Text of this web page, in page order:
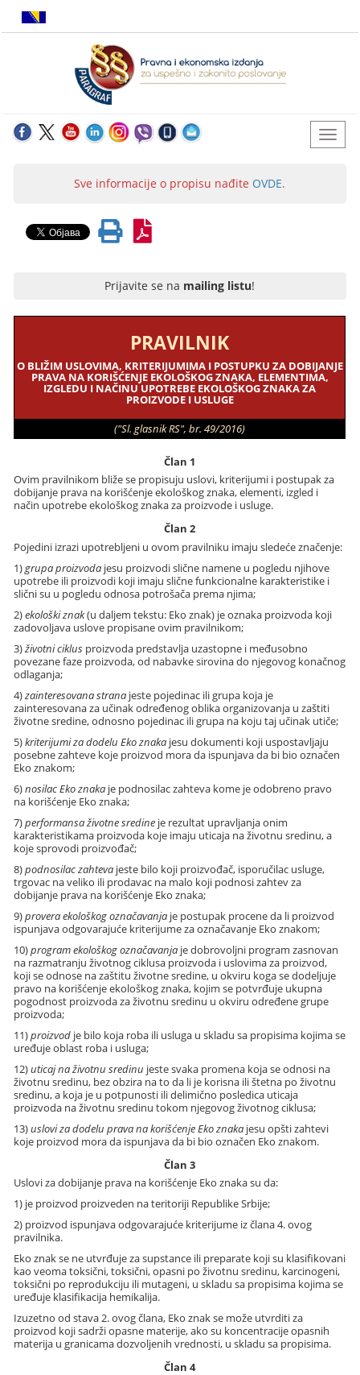
Sve informacije o propisu nađite OVDE.
Prijavite se na mailing listu!
PRAVILNIK
O BLIŽIM USLOVIMA, KRITERIJUMIMA I POSTUPKU ZA DOBIJANJE
PRAVA NA KORIŠĆENJE EKOLOŠKOG ZNAKA, ELEMENTIMA,
IZGLEDU I NAČINU UPOTREBE EKOLOŠKOG ZNAKA ZA
PROIZVODE I USLUGE
("Sl. glasnik RS", br. 49/2016)
Član 1
Ovim pravilnikom bliže se propisuju uslovi, kriterijumi i postupak za
dobijanje prava na korišćenje ekološkog znaka, elementi, izgled i
način upotrebe ekološkog znaka za proizvode i usluge.
Član 2
Pojedini izrazi upotrebljeni u ovom pravilniku imaju sledeće značenje:
1)grupa proizvoda jesu proizvodi slične namene u pogledu njihove
upotrebe ili proizvodi koji imaju slične funkcionalne karakteristike i
slični su u pogledu odnosa potrošača prema njima;
2)ekološki znak(u daljem tekstu: Eko znak) je oznaka proizvoda koji
zadovoljava uslove propisane ovim pravilnikom;
3)životni ciklus proizvoda predstavlja uzastopne i međusobno
povezane faze proizvoda, od nabavke sirovina do njegovog konačnog
odlaganja;
4)zainteresovana strana jeste pojedinac ili grupa koja je
zainteresovana za učinak određenog oblika organizovanja u zaštiti
životne sredine, odnosno pojedinac ili grupa na koju taj učinak utiče;
5)kriterijumi za dodelu Eko znaka jesu dokumenti koji uspostavljaju
posebne zahteve koje proizvod mora da ispunjava da bi bio označen
Eko znakom;
6)nosilac Eko znaka je podnosilac zahteva kome je odobreno pravo
na korišćenje Eko znaka;
7)performansa životne sredine je rezultat upravljanja onim
karakteristikama proizvoda koje imaju uticaja na životnu sredinu, a
koje sprovodi proizvođač;
8)podnosilac zahteva jeste bilo koji proizvođač, isporučilac usluge,
trgovac na veliko ili prodavac na malo koji podnosi zahtev za
dobijanje prava na korišćenje Eko znaka;
9)provera ekološkog označavanja je postupak procene da li proizvod
ispunjava odgovarajuće kriterijume za označavanje Eko znakom;
10)program ekološkog označavanja je dobrovoljni program zasnovan
na razmatranju životnog ciklusa proizvoda i uslovima za proizvod,
koji se odnose na zaštitu životne sredine, u okviru koga se dodeljuje
pravo na korišćenje ekološkog znaka, kojim se potvrđuje ukupna
pogodnost proizvoda za životnu sredinu u okviru određene grupe
proizvoda;
11)proizvod je bilo koja roba ili usluga u skladu sa propisima kojima se
uređuje oblast roba i usluga;
12)uticaj na životnu sredinu jeste svaka promena koja se odnosi na
životnu sredinu, bez obzira na to da li je korisna ili štetna po životnu
sredinu, a koja je u potpunosti ili delimično posledica uticaja
proizvoda na životnu sredinu tokom njegovog životnog ciklusa;
13)uslovi za dodelu prava na korišćenje Eko znaka jesu opšti zahtevi
koje proizvod mora da ispunjava da bi bio označen Eko znakom.
Član 3
Uslovi za dobijanje prava na korišćenje Eko znaka su da:
1) je proizvod proizveden na teritoriji Republike Srbije;
2) proizvod ispunjava odgovarajuće kriterijume iz člana 4. ovog
pravilnika.
Eko znak se ne utvrđuje za supstance ili preparate koji su klasifikovani
kao veoma toksični, toksični, opasni po životnu sredinu, karcinogeni,
toksični po reprodukciju ili mutageni, u skladu sa propisima kojima se
uređuje klasifikacija hemikalija.
Izuzetno od stava 2. ovog člana, Eko znak se može utvrditi za
proizvod koji sadrži opasne materije, ako su koncentracije opasnih
materija u granicama dozvoljenih vrednosti, u skladu sa propisima.
Član 4